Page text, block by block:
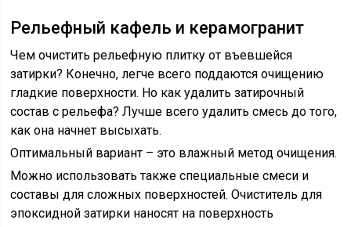
Рельефный кафель и керамогранит
Чем очистить рельефную плитку от въевшейся
затирки? Конечно, легче всего поддаются очищению
гладкие поверхности. Но как удалить затирочный
состав с рельефа? Лучше всего удалить смесь до того,
как она начнет высыхать.
Оптимальный вариант – это влажный метод очищения.
Можно использовать также специальные смеси и
составы для сложных поверхностей. Очиститель для
эпоксидной затирки наносят на поверхность